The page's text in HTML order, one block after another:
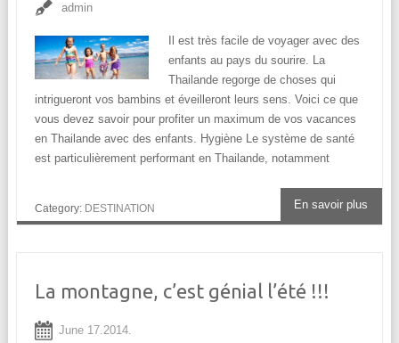
admin
Il est très facile de voyager avec des
enfants au pays du sourire. La
Thailande regorge de choses qui
intrigueront vos bambins et éveilleront leurs sens. Voici ce que
vous devez savoir pour profiter un maximum de vos vacances
en Thailande avec des enfants. Hygiène Le système de santé
est particulièrement performant en Thailande, notamment
Category: DESTINATION En savoir plus
La montagne, c’est génial l’été !!!
June 17.2014.